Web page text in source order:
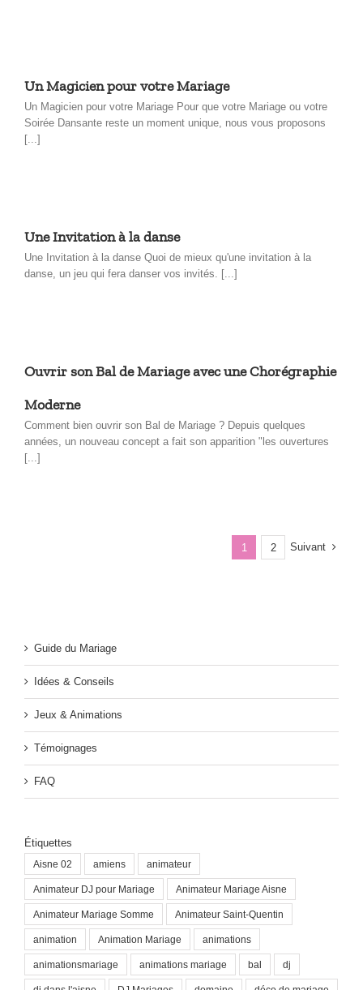
Un Magicien pour votre Mariage
Un Magicien pour votre Mariage Pour que votre Mariage ou votre
Soirée Dansante reste un moment unique, nous vous proposons
[...]
Une Invitation à la danse
Une Invitation à la danse Quoi de mieux qu'une invitation à la
danse, un jeu qui fera danser vos invités. [...]
Ouvrir son Bal de Mariage avec une Chorégraphie
Moderne
Comment bien ouvrir son Bal de Mariage ? Depuis quelques
années, un nouveau concept a fait son apparition "les ouvertures
[...]
1 2 Suivant
Guide du Mariage
Idées & Conseils
Jeux & Animations
Témoignages
FAQ
Étiquettes
Aisne 02 amiens animateur
Animateur DJ pour Mariage Animateur Mariage Aisne
Animateur Mariage Somme Animateur Saint-Quentin
animation Animation Mariage animations
animationsmariage animations mariage bal dj